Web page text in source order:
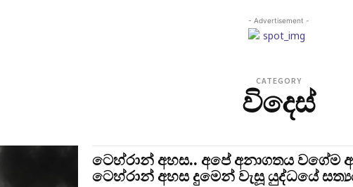
- Advertisement -
CATEGORY
විදෙස්
ටෙහ්රාන් අහස.. අපේ අනාගතය වගේම
ටෙහ්රාන් අහස දුමෙන් වැසූ යුද්ධයේ